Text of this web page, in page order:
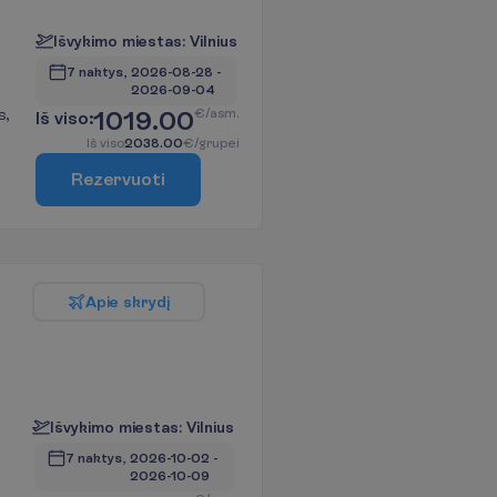
Išvykimo miestas: Vilnius
7 naktys, 2026-08-28 -
2026-09-04
Iš viso:1019.00€/asm.
Iš viso2038.00€/grupei
Rezervuoti
Išvykimo miestas: Vilnius
7 naktys, 2026-10-02 -
2026-10-09
Apie skrydį